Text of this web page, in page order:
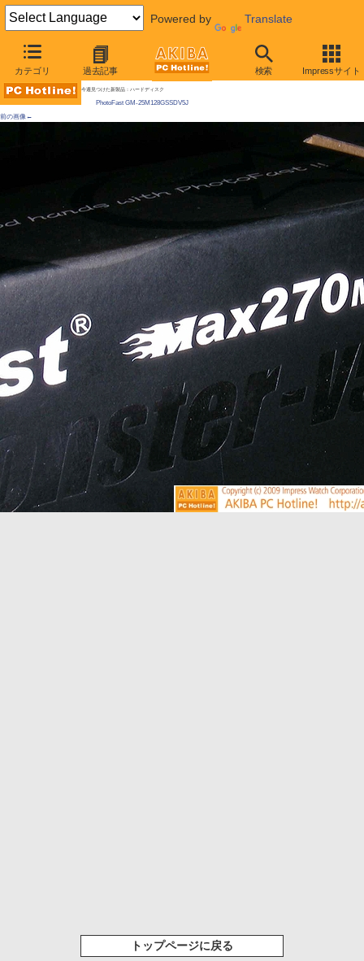
Powered by Translate
カテゴリ 過去記事 検索 Impressサイト
AKIBA PC Hotline! 2009年10月3日号
JMicron新チップのSSDが初登場、128GBで6万円
今週見つけた新製品：ハードディスク
PhotoFast GM-25M128GSSDV5J
前の画像←
トップページに戻る